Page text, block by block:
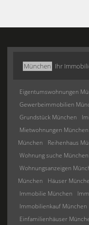
München Ihr
Eigentumswohnungen
Gewerbeimmobilien
Grundstück München
Mietwohnungen München
München
Reihenhaus
Wohnung suche München
Wohnungsanzeigen
München
Häuser
Immobilie München
Immobilienkauf München
Einfamilienhäuser